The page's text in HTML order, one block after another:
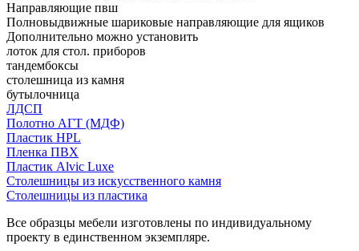
Направляющие пвш
Полновыдвижные шариковые направляющие для ящиков
Дополнительно можно установить
лоток для стол. приборов
тандембоксы
столешница из камня
бутылочница
ЛДСП
Полотно АГТ (МДФ)
Пластик HPL
Пленка ПВХ
Пластик Alvic Luxe
Столешницы из искусственного камня
Столешницы из пластика
Все образцы мебели изготовлены по индивидуальному
проекту в единственном экземпляре.